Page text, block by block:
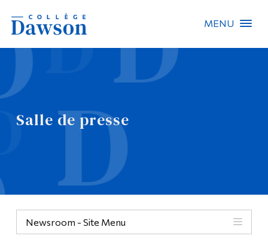
MENU
Salle de presse
Newsroom - Site Menu
Recherche sur le site
Recherche de personnes
EN
Omnivox
Liens rapides